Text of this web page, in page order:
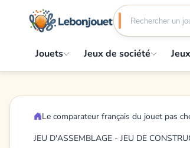
Jouets Jeux de société
Le comparateur français du jouet pas
JEU D'ASSEMBLAGE - JEU DE